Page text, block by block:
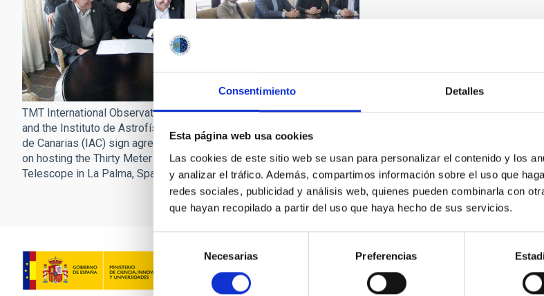
Consentimiento Detalles
Esta página web usa cookies
Las cookies de este sitio web se usan para personalizar el contenido y los
y analizar el tráfico. Además, compartimos información sobre el uso que
redes sociales, publicidad y análisis web, quienes pueden combinarla con
que hayan recopilado a partir del uso que haya hecho de sus servicios.
consentimiento
Necesarias Preferencias
TMT International Observatory
and the Instituto de Astrofísica
de Canarias (IAC) sign agreement
on hosting the Thirty Meter
Telescope in La Palma, Spain
TMT International Observatory
and the Instituto de Astrofísica
de Canarias (IAC) sign agreement
on hosting the Thirty Meter
Telescope in La Palma, Spain